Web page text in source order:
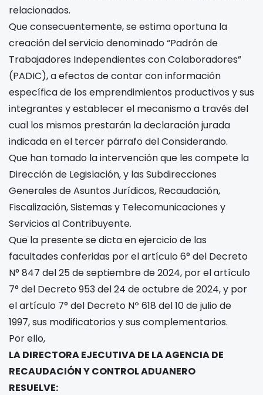
relacionados.
Que consecuentemente, se estima oportuna la
creación del servicio denominado “Padrón de
Trabajadores Independientes con Colaboradores”
(PADIC), a efectos de contar con información
específica de los emprendimientos productivos y sus
integrantes y establecer el mecanismo a través del
cual los mismos prestarán la declaración jurada
indicada en el tercer párrafo del Considerando.
Que han tomado la intervención que les compete la
Dirección de Legislación, y las Subdirecciones
Generales de Asuntos Jurídicos, Recaudación,
Fiscalización, Sistemas y Telecomunicaciones y
Servicios al Contribuyente.
Que la presente se dicta en ejercicio de las
facultades conferidas por el artículo 6° del Decreto
N° 847 del 25 de septiembre de 2024, por el artículo
7° del Decreto 953 del 24 de octubre de 2024, y por
el artículo 7° del Decreto Nº 618 del 10 de julio de
1997, sus modificatorios y sus complementarios.
Por ello,
LA DIRECTORA EJECUTIVA DE LA AGENCIA DE
RECAUDACIÓN Y CONTROL ADUANERO
RESUELVE: